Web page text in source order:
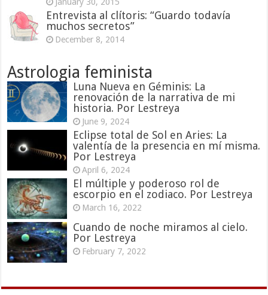
Entrevista al clítoris: “Guardo todavía
muchos secretos”
December 8, 2014
Astrologia feminista
Luna Nueva en Géminis: La
renovación de la narrativa de mi
historia. Por Lestreya
June 9, 2024
Eclipse total de Sol en Aries: La
valentía de la presencia en mí misma.
Por Lestreya
April 6, 2024
El múltiple y poderoso rol de
escorpio en el zodiaco. Por Lestreya
March 16, 2022
Cuando de noche miramos al cielo.
Por Lestreya
February 7, 2022